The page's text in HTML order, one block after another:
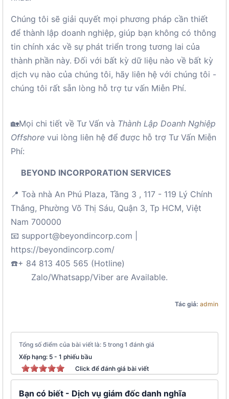
Chúng tôi sẽ giải quyết mọi phương pháp cần thiết
để thành lập doanh nghiệp, giúp bạn không có thông
tin chính xác về sự phát triển trong tương lai của
thành phần này. Đối với bất kỳ dữ liệu nào về bất kỳ
dịch vụ nào của chúng tôi, hãy liên hệ với chúng tôi -
chúng tôi rất sẵn lòng hỗ trợ tư vấn Miễn Phí.
🏡Mọi chi tiết về Tư Vấn và Thành Lập Doanh Nghiệp
Offshore vui lòng liên hệ để được hỗ trợ Tư Vấn Miễn
Phí:
BEYOND INCORPORATION SERVICES
📍 Toà nhà An Phú Plaza, Tầng 3 , 117 - 119 Lý Chính
Thắng, Phường Võ Thị Sáu, Quận 3, Tp HCM, Việt
Nam 700000
📧 support@beyondincorp.com |
https://beyondincorp.com/
☎️+ 84 813 405 565 (Hotline)
Zalo/Whatsapp/Viber are Available.
Tác giả: admin
Tổng số điểm của bài viết là: 5 trong 1 đánh giá
Xếp hạng: 5 - 1 phiếu bầu
Click để đánh giá bài viết
Bạn có biết - Dịch vụ giám đốc danh nghĩa